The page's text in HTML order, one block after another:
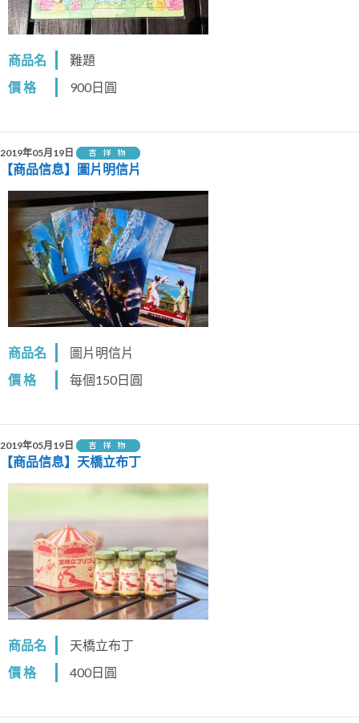
商品名
難題
價 格
900日圓
2019年05月19日
【商品信息】圖片明信片
商品名
圖片明信片
價 格
每個150日圓
2019年05月19日
【商品信息】天橋立布丁
商品名
天橋立布丁
價 格
400日圓